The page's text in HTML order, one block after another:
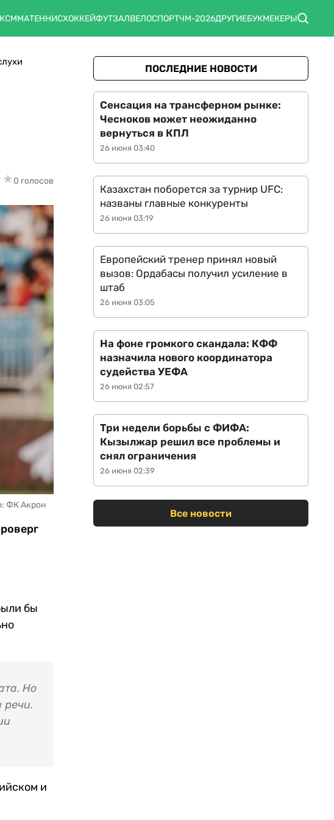
ММАТЕННИСХОККЕЙФУТЗАЛВЕЛОСПОРТЧМ-2026ДРУГИЕБУКМЕКЕРЫ
★
★0 голосов
ФК Акрон
бы
Но
речи.
и
ПОСЛЕДНИЕ НОВОСТИ
26 июня 03:40
Сенсация на трансферном рынке:
Чесноков может неожиданно
вернуться в КПЛ
26 июня 03:19
Казахстан поборется за турнир UFC:
названы главные конкуренты
26 июня 03:05
Европейский тренер принял новый
вызов: Ордабасы получил усиление в
штаб
26 июня 02:57
На фоне громкого скандала: КФФ
назначила нового координатора
судейства УЕФА
26 июня 02:39
Три недели борьбы с ФИФА:
Кызылжар решил все проблемы и
снял ограничения
Все новости